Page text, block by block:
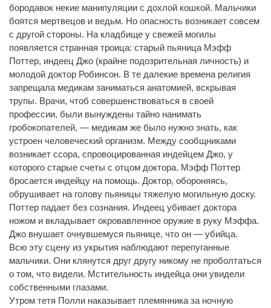
бородавок некие манипуляции с дохлой кошкой. Мальчики
боятся мертвецов и ведьм. Но опасность возникает совсем
с другой стороны. На кладбище у свежей могилы
появляется странная троица: старый пьяница Мэфф
Поттер, индеец Джо (крайне подозрительная личность) и
молодой доктор Робинсон. В те далекие времена религия
запрещала медикам заниматься анатомией, вскрывая
трупы. Врачи, чтоб совершенствоваться в своей
профессии, были вынуждены тайно нанимать
гробокопателей, — медикам же было нужно знать, как
устроен человеческий организм. Между сообщниками
возникает ссора, спровоцированная индейцем Джо, у
которого старые счеты с отцом доктора. Мэфф Поттер
бросается индейцу на помощь. Доктор, обороняясь,
обрушивает на голову пьяницы тяжелую могильную доску.
Поттер падает без сознания. Индеец убивает доктора
ножом и вкладывает окровавленное оружие в руку Мэффа.
Джо внушает очнувшемуся пьянице, что он — убийца.
Всю эту сцену из укрытия наблюдают перепуганные
мальчики. Они клянутся друг другу никому не проболтаться
о том, что видели. Мстительность индейца они увидели
собственными глазами.
Утром тетя Полли наказывает племянника за ночную